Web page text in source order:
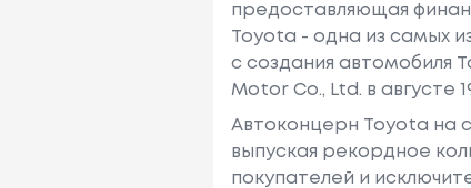
предоставляющая
Toyota - одна из самых
с создания автомобиля
Motor Co., Ltd. в августе
Автоконцерн Toyota на
выпуская рекордное
покупателей и